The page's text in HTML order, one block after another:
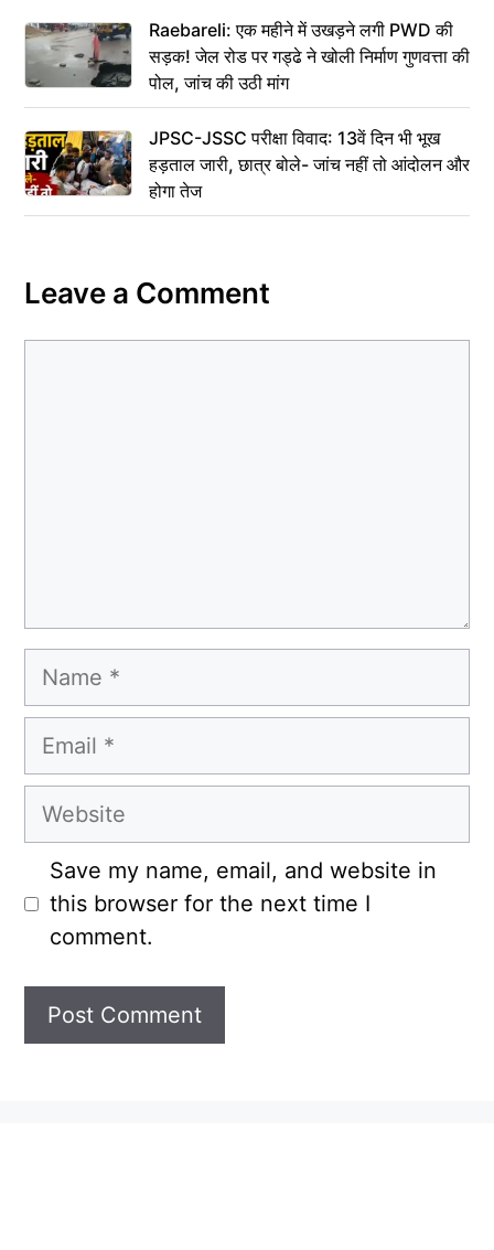
Raebareli: एक महीने में उखड़ने लगी PWD की
सड़क! जेल रोड पर गड्ढे ने खोली निर्माण गुणवत्ता की
पोल, जांच की उठी मांग
JPSC-JSSC परीक्षा विवाद: 13वें दिन भी भूख
हड़ताल जारी, छात्र बोले- जांच नहीं तो आंदोलन और
होगा तेज
Leave a Comment
Name
Email
Website
Save my name, email, and website in
this browser for the next time I
comment.